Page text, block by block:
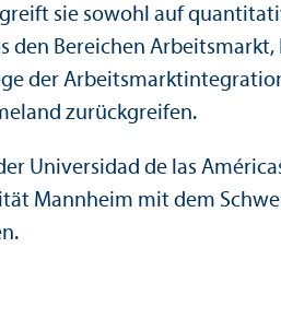
sie sowohl auf
Bereichen
der
zurückgreifen.
Universidad de las
Mannheim mit dem